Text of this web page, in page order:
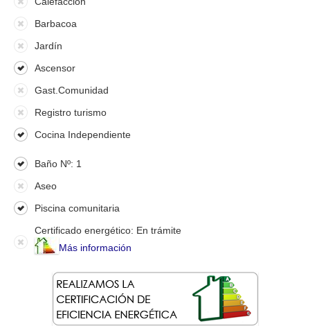
Barbacoa
Jardín
Ascensor
Gast.Comunidad
Registro turismo
Cocina Independiente
Baño Nº: 1
Aseo
Piscina comunitaria
Certificado energético: En trámite
Más información